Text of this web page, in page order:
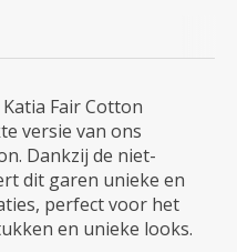
Fair Cotton
versie van ons
Dankzij de niet-
dit garen unieke en
perfect voor het
en unieke looks.